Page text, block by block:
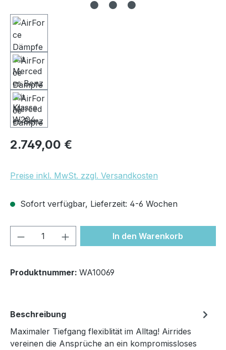
Regulärer Preis:
2.749,00 €
Preise inkl. MwSt. zzgl. Versandkosten
Sofort verfügbar, Lieferzeit: 4-6 Wochen
Produkt Anzahl: Gib denIn den Warenkorb
Produktnummer: WA10069
Beschreibung
Maximaler Tiefgang flexiblität im Alltag! Airrides
vereinen die Ansprüche an ein kompromissloses